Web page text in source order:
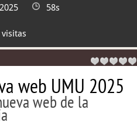
58s
visitas
web UMU 2025
web de la